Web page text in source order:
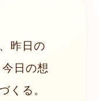
昨日の
日の想
くる。